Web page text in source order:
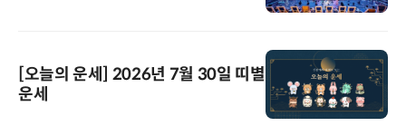
[오늘의 운세] 2026년 7월 30일 띠별
운세